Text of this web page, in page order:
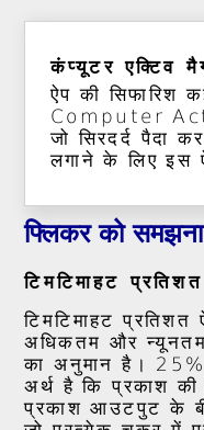
कंप्यूटर एक्टिव
ऐप की सिफारिश
Computer
जो सिरदर्द पैदा
लगाने के लिए इस
फ्लिकर को समझना
टिमटिमाहट
टिमटिमाहट
अधिकतम और
का अनुमान है। 25%
अर्थ है कि प्रकाश
प्रकाश आउटपुट के